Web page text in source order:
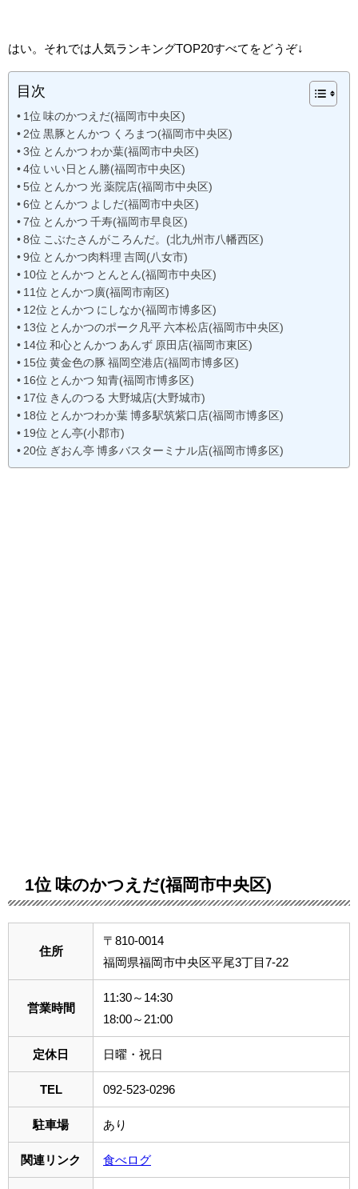
はい。それでは人気ランキングTOP20すべてをどうぞ↓
目次
1位 味のかつえだ(福岡市中央区)
2位 黒豚とんかつ くろまつ(福岡市中央区)
3位 とんかつ わか葉(福岡市中央区)
4位 いい日とん勝(福岡市中央区)
5位 とんかつ 光 薬院店(福岡市中央区)
6位 とんかつ よしだ(福岡市中央区)
7位 とんかつ 千寿(福岡市早良区)
8位 こぶたさんがころんだ。(北九州市八幡西区)
9位 とんかつ肉料理 吉岡(八女市)
10位 とんかつ とんとん(福岡市中央区)
11位 とんかつ廣(福岡市南区)
12位 とんかつ にしなか(福岡市博多区)
13位 とんかつのポーク凡平 六本松店(福岡市中央区)
14位 和心とんかつ あんず 原田店(福岡市東区)
15位 黄金色の豚 福岡空港店(福岡市博多区)
16位 とんかつ 知青(福岡市博多区)
17位 きんのつる 大野城店(大野城市)
18位 とんかつわか葉 博多駅筑紫口店(福岡市博多区)
19位 とん亭(小郡市)
20位 ぎおん亭 博多バスターミナル店(福岡市博多区)
1位 味のかつえだ(福岡市中央区)
住所
〒810-0014
福岡県福岡市中央区平尾3丁目7-22
営業時間
11:30～14:30
18:00～21:00
定休日 日曜・祝日
TEL 092-523-0296
駐車場 あり
関連リンク 食べログ